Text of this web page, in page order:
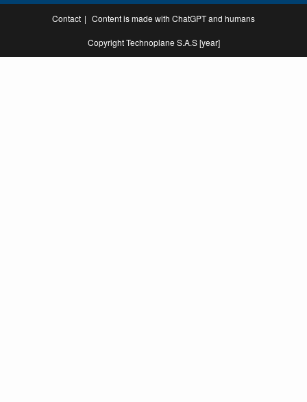
Contact Content is made with ChatGPT and humans
Copyright Technoplane S.A.S [year]